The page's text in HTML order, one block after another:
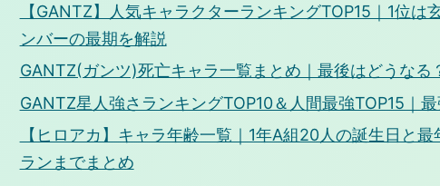
【GANTZ】人気キャラクターランキングTOP15｜1位は
ンバーの最期を解説
GANTZ(ガンツ)死亡キャラ一覧まとめ｜最後はどうなる
GANTZ星人強さランキングTOP10＆人間最強TOP15｜
【ヒロアカ】キャラ年齢一覧｜1年A組20人の誕生日と
ランまでまとめ